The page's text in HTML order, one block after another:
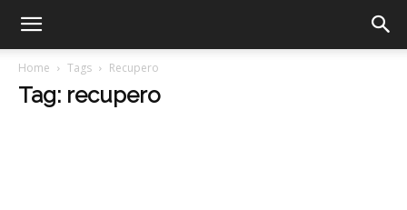
Home Tags Recupero
Tag: recupero